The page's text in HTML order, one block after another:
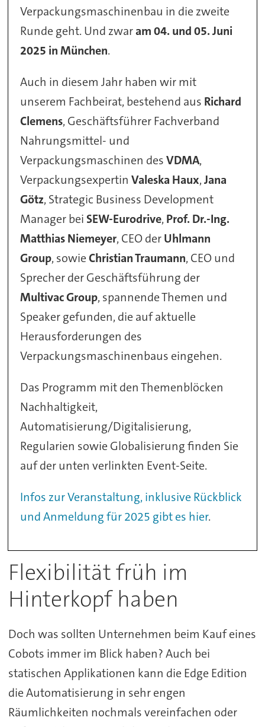
Verpackungsmaschinenbau in die zweite
Runde geht. Und zwaram 04. und 05. Juni
2025 in München.
Auch in diesem Jahr haben wir mit
unserem Fachbeirat, bestehend aus Richard
Clemens, Geschäftsführer Fachverband
Nahrungsmittel- und
Verpackungsmaschinen desVDMA,
VerpackungsexpertinValeska Haux,Jana
Götz, Strategic Business Development
Manager beiSEW-Eurodrive, Prof. Dr.-Ing.
Matthias Niemeyer, CEO derUhlmann
Group, sowieChristian Traumann, CEO und
Sprecher der Geschäftsführung der
Multivac Group, spannende Themen und
Speaker gefunden, die auf aktuelle
Herausforderungen des
Verpackungsmaschinenbaus eingehen.
Das Programm mit den Themenblöcken
Nachhaltigkeit,
Automatisierung/Digitalisierung,
Regularien sowie Globalisierung finden Sie
auf der unten verlinkten Event-Seite.
Infos zur Veranstaltung, inklusive Rückblick
und Anmeldung für 2025 gibt es hier.
Flexibilität früh im
Hinterkopf haben
Doch was sollten Unternehmen beim Kauf eines
Cobots immer im Blick haben? Auch bei
statischen Applikationen kann die Edge Edition
die Automatisierung in sehr engen
Räumlichkeiten nochmals vereinfachen oder